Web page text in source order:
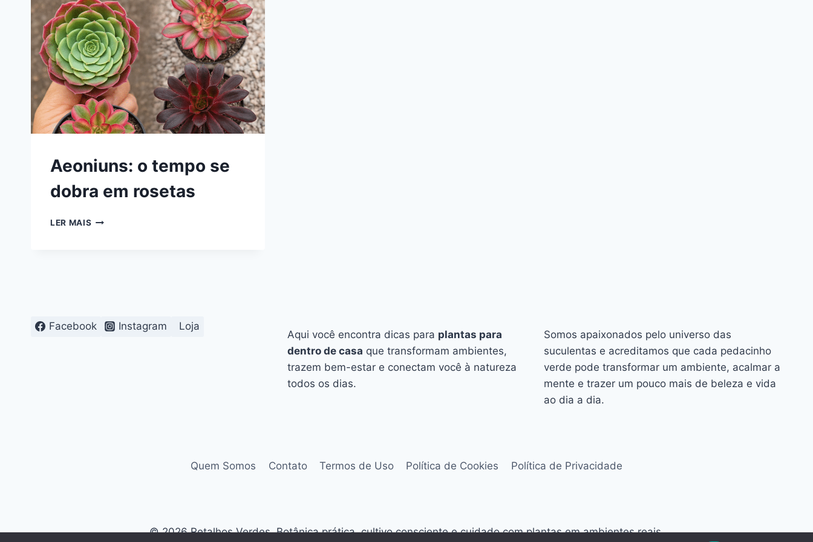
Aeoniuns: o tempo se
dobra em rosetas
LER MAIS AEONIUNS:
Facebook Instagram Loja
Aqui você encontra dicas para plantas para
dentro de casa que transformam ambientes,
trazem bem-estar e conectam você à natureza
todos os dias.
Somos apaixonados pelo universo das
suculentas e acreditamos que cada pedacinho
verde pode transformar um ambiente, acalmar a
mente e trazer um pouco mais de beleza e vida
ao dia a dia.
Quem Somos Contato Termos de Uso Política de Cookies Política de Privacidade
© 2026 Retalhos Verdes. Botânica prática, cultivo consciente e cuidado com plantas em ambientes reais.